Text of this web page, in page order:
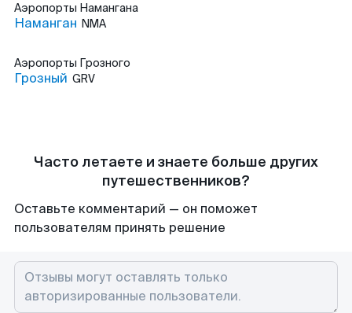
Аэропорты Намангана
Наманган NMA
Аэропорты Грозного
Грозный GRV
Часто летаете и знаете больше других
путешественников?
Оставьте комментарий — он поможет
пользователям принять решение